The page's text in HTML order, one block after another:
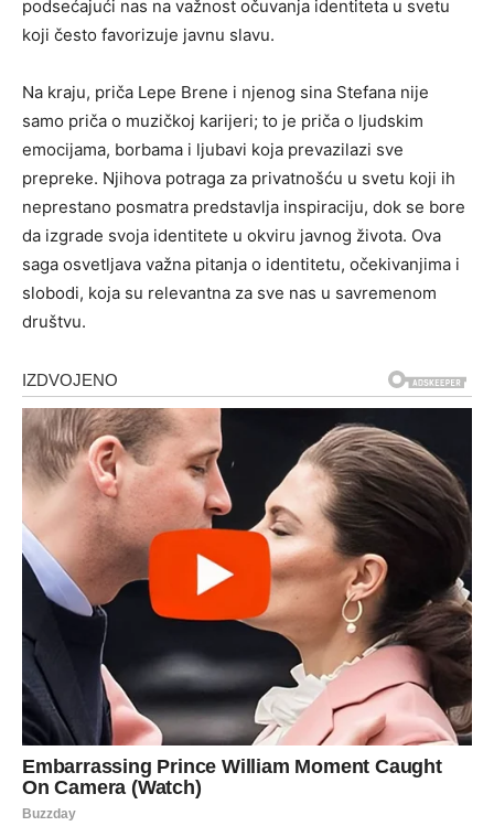
podsećajući nas na važnost očuvanja identiteta u svetu
koji često favorizuje javnu slavu.
Na kraju, priča Lepe Brene i njenog sina Stefana nije
samo priča o muzičkoj karijeri; to je priča o ljudskim
emocijama, borbama i ljubavi koja prevazilazi sve
prepreke. Njihova potraga za privatnošću u svetu koji ih
neprestano posmatra predstavlja inspiraciju, dok se bore
da izgrade svoja identitete u okviru javnog života. Ova
saga osvetljava važna pitanja o identitetu, očekivanjima i
slobodi, koja su relevantna za sve nas u savremenom
društvu.